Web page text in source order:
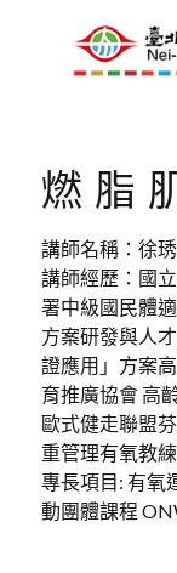
燃脂
講師名稱：徐
講師經歷：國
署中級國民體
方案研發與人
證應用」方案
育推廣協會 高
歐式健走聯盟
重管理有氧教
專長項目: 有氧
動團體課程